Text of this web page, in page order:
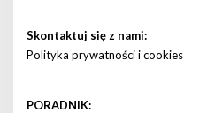
Skontaktuj się z nami:
Polityka prywatności i cookies
PORADNIK: